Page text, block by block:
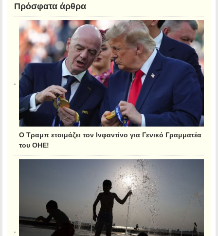
Πρόσφατα άρθρα
Ο Τραμπ ετοιμάζει τον Ινφαντίνο για Γενικό Γραμματέα
του ΟΗΕ!